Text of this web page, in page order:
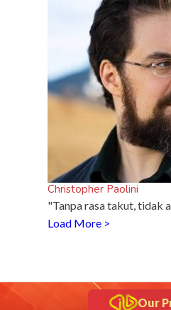
Christopher Paolini
"Tanpa rasa takut, tidak
Load More >
Our